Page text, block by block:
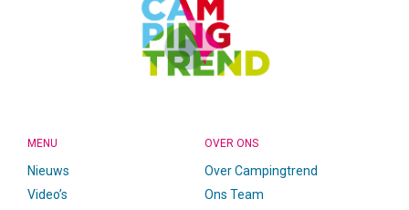
MENU
Nieuws
Video’s
OVER ONS
Over Campingtrend
Ons Team